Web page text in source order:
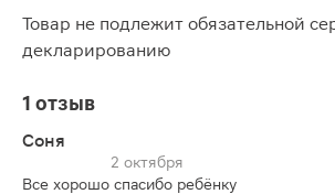
Товар не подлежит обязательной
декларированию
1 отзыв
Соня
2 октября
Все хорошо спасибо ребёнку